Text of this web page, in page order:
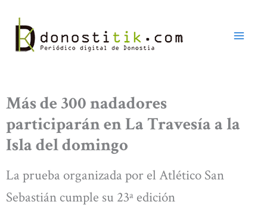
contenido
Más de 300 nadadores
participarán en La Travesía a la
Isla del domingo
La prueba organizada por el Atlético San
Sebastián cumple su 23ª edición